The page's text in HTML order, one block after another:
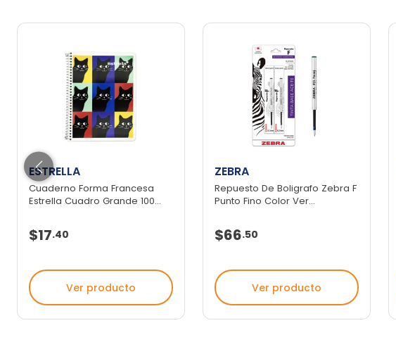
ESTRELLA
Cuaderno Forma Francesa
Estrella Cuadro Grande 100...
$17.40
Ver producto
ZEBRA
Repuesto De Boligrafo Zebra F
Punto Fino Color Ver...
$66.50
Ver producto